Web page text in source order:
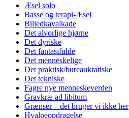
Æsel solo
Basse og terapi-Æsel
Billedkavalkade
Det alvorlige hjørne
Det dyriske
Det fantasifulde
Det menneskelige
Det praktisk/bureaukratiske
Det tekniske
Fagre nye menneskeverden
Gravkræ ad libitum
Grænser – det bruger vi ikke her
Hvalpeopdragelse